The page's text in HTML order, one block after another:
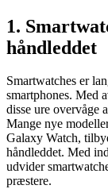
1.
håndleddet
Smartwatches er
smartphones. Med
disse ure overvåge
Mange nye
Galaxy Watch,
håndleddet. Med
udvider
præstere.